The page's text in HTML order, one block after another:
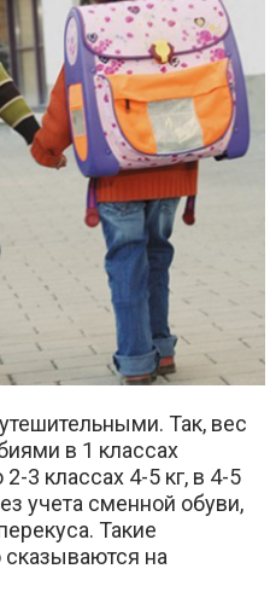
Так, вес
в 1 классах
3 классах 4-5 кг, в 4-5
учета сменной обуви,
Такие
сказываются на